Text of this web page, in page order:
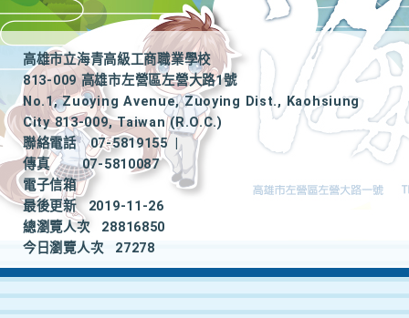
高雄市立海青高級工商職業學校
813-009 高雄市左營區左營大路1號
No.1, Zuoying Avenue, Zuoying Dist., Kaohsiung
City 813-009, Taiwan (R.O.C.)
聯絡電話
07-5819155
|
傳真
07-5810087
電子信箱
最後更新
2019-11-26
總瀏覽人次
28816850
今日瀏覽人次
27278